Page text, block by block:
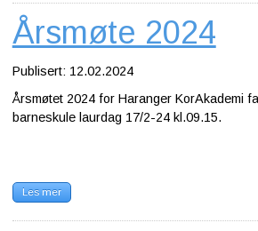
her
Årsmøte 2024
Publisert: 12.02.2024
Årsmøtet 2024 for Haranger KorAkademi
barneskule laurdag 17/2-24 kl.09.15.
Les mer